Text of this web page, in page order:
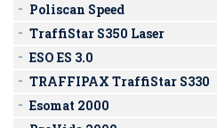
Poliscan Speed
TraffiStar S350 Laser
ESO ES 3.0
TRAFFIPAX TraffiStar S330
Esomat 2000